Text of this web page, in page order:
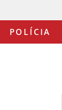
POLÍCIA